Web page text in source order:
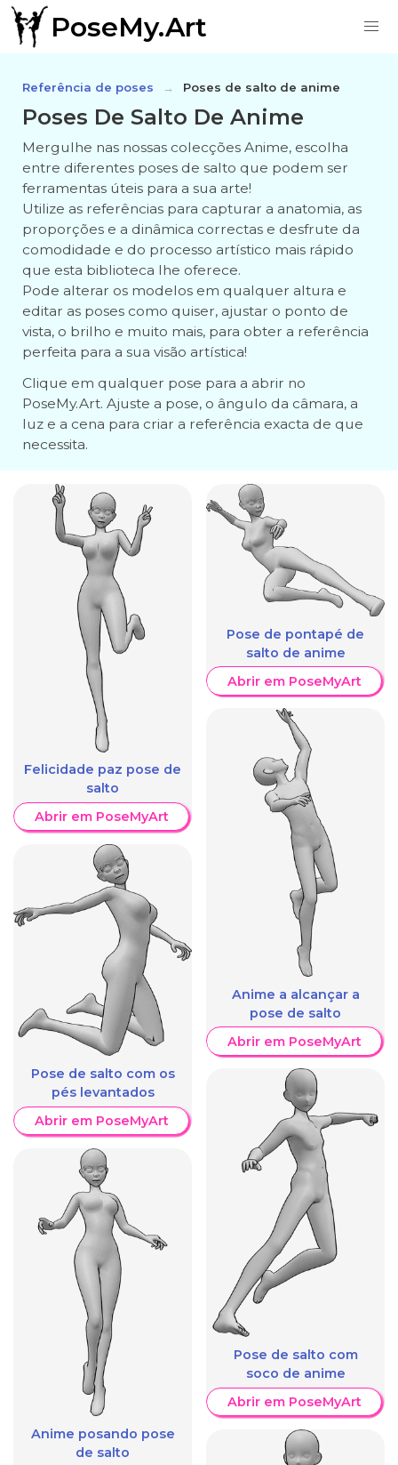
PoseMy.Art
Referência de poses Poses de salto de anime
Poses De Salto De Anime
Mergulhe nas nossas colecções Anime, escolha
entre diferentes poses de salto que podem ser
ferramentas úteis para a sua arte!
Utilize as referências para capturar a anatomia, as
proporções e a dinâmica correctas e desfrute da
comodidade e do processo artístico mais rápido
que esta biblioteca lhe oferece.
Pode alterar os modelos em qualquer altura e
editar as poses como quiser, ajustar o ponto de
vista, o brilho e muito mais, para obter a referência
perfeita para a sua visão artística!
Clique em qualquer pose para a abrir no
PoseMy.Art. Ajuste a pose, o ângulo da câmara, a
luz e a cena para criar a referência exacta de que
necessita.
Felicidade paz pose de
salto
Abrir em PoseMyArt
Pose de salto com os
pés levantados
Abrir em PoseMyArt
Anime posando pose
de salto
Pose de pontapé de
salto de anime
Abrir em PoseMyArt
Anime a alcançar a
pose de salto
Abrir em PoseMyArt
Pose de salto com
soco de anime
Abrir em PoseMyArt